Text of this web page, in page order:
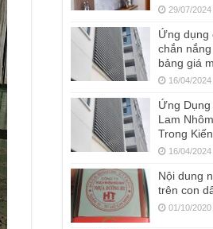
29/07/2024
Ứng dụng
chắn
bảng giá
16/04/2024
Ứng
Lam
Trong
16/04/2024
Nội dung
trên con
01/10/2020